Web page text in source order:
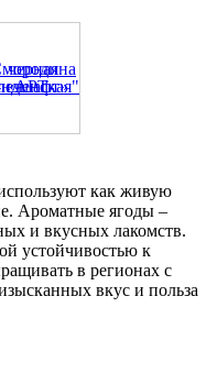
как живую
Ароматные ягоды –
и вкусных лакомств.
устойчивостью к
в регионах с
вкус и польза